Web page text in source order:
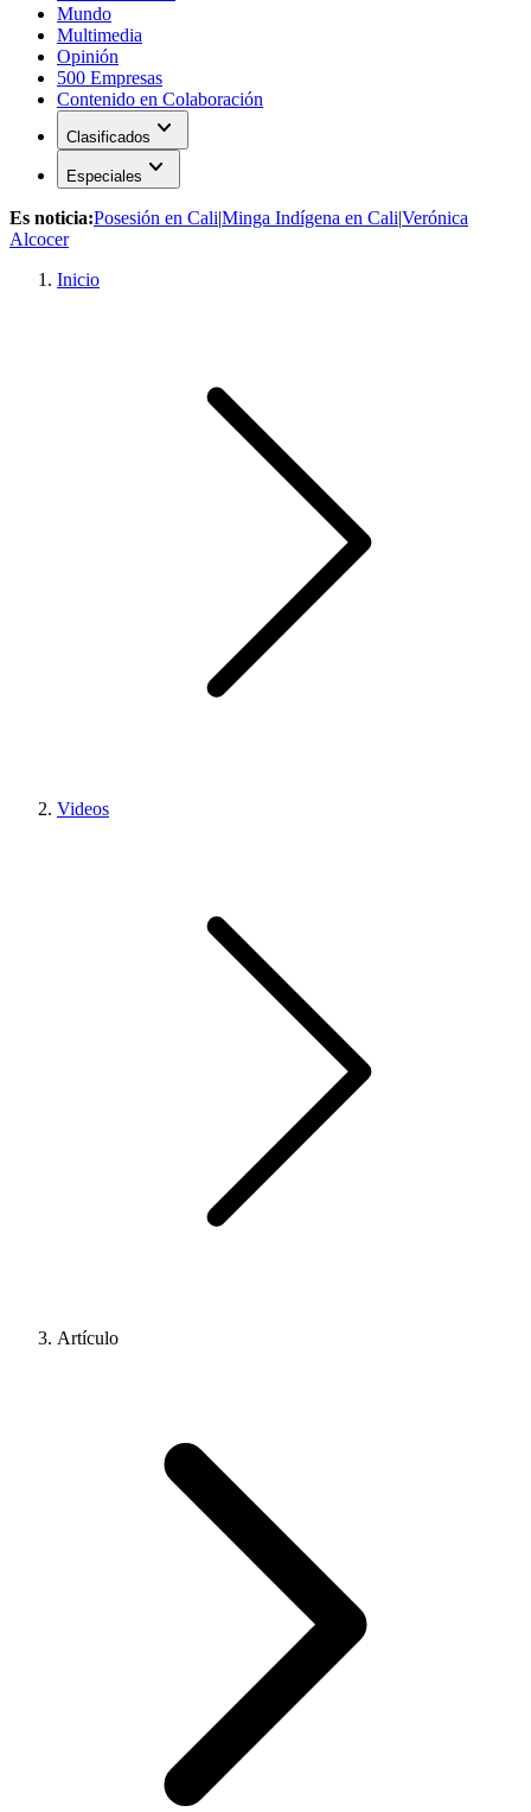
Mundo
Multimedia
Opinión
500 Empresas
Contenido en Colaboración
Clasificados expand_more
Especiales expand_more
Es noticia:Posesión en Cali|Minga Indígena en Cali|Verónica
Alcocer
Inicio
Videos
Artículo